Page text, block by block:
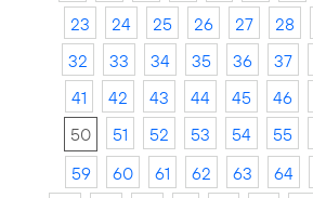
23
24 25 26 27 28
32
33 34 35 36 37
41
42 43 44 45 46
50
51 52 53 54 55
59
60 61 62 63 64